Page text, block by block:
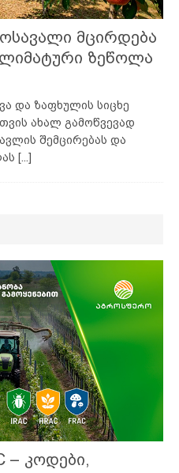
მცირდება
ზეწოლა
და ზაფხულის სიცხე
ახალ გამოწვევად
შემცირებას და
[...]
– კოდები,